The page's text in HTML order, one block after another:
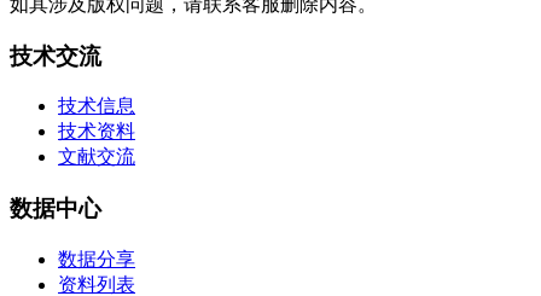
技术交流
技术信息
技术资料
文献交流
数据中心
数据分享
资料列表